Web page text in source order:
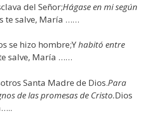
del Señor;Hágase en mi según
te salve, María ……
se hizo hombre;Yhabitó entre
salve, María ……
Santa Madre de Dios.Para
de las promesas de Cristo.Dios